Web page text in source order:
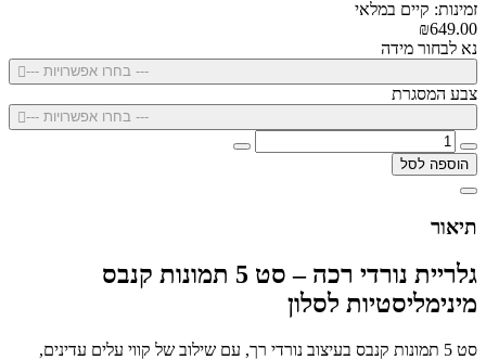
זמינות: קיים במלאי
₪649.00
נא לבחור מידה
--- בחרו אפשרויות ---
צבע המסגרת
--- בחרו אפשרויות ---
הוספה לסל
תיאור
גלריית נורדי רכה – סט 5 תמונות קנבס
מינימליסטיות לסלון
סט 5 תמונות קנבס בעיצוב נורדי רך, עם שילוב של קווי עלים עדינים,